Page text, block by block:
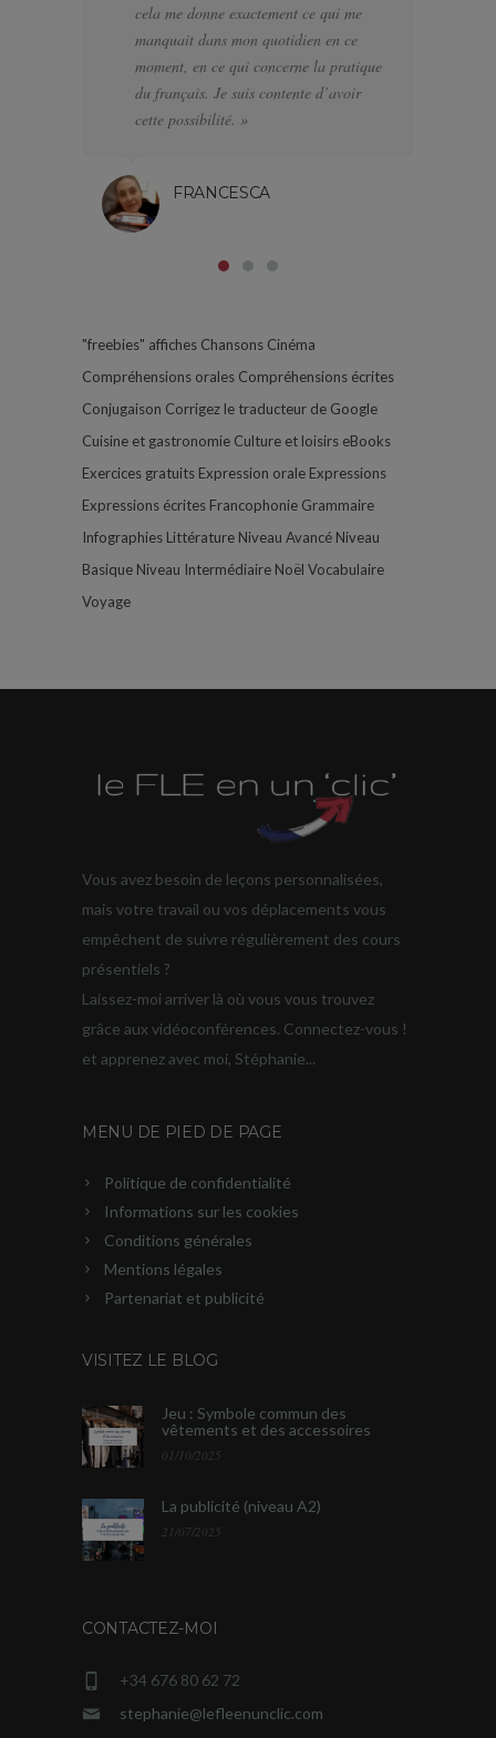
cela me donne exactement ce qui me
manquait dans mon quotidien en ce
moment, en ce qui concerne la pratique
du français. Je suis contente d’avoir
cette possibilité. »
FRANCESCA
"freebies" affiches Chansons Cinéma
Compréhensions orales Compréhensions écrites
Conjugaison Corrigez le traducteur de Google
Cuisine et gastronomie Culture et loisirs eBooks
Exercices gratuits Expression orale Expressions
Expressions écrites Francophonie Grammaire
Infographies Littérature Niveau Avancé Niveau
Basique Niveau Intermédiaire Noël Vocabulaire
Voyage
Vous avez besoin de leçons personnalisées,
mais votre travail ou vos déplacements vous
empêchent de suivre régulièrement des cours
présentiels ?
Laissez-moi arriver là où vous vous trouvez
grâce aux vidéoconférences. Connectez-vous !
et apprenez avec moi, Stéphanie...
MENU DE PIED DE PAGE
Politique de confidentialité
Informations sur les cookies
Conditions générales
Mentions légales
Partenariat et publicité
VISITEZ LE BLOG
Jeu : Symbole commun des
vêtements et des accessoires
01/10/2025
La publicité (niveau A2)
21/07/2025
CONTACTEZ-MOI
+34 676 80 62 72
stephanie@lefleenunclic.com